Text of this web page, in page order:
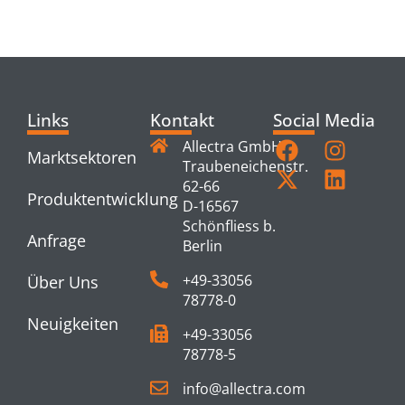
Links
Marktsektoren
Produktentwicklung
Anfrage
Über Uns
Neuigkeiten
Kontakt
Allectra GmbH
Traubeneichenstr.
62-66
D-16567
Schönfliess b.
Berlin
+49-33056
78778-0
+49-33056
78778-5
info@allectra.com
Social Media